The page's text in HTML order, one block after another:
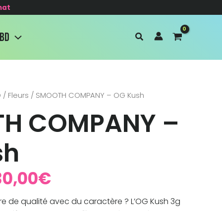
/ Fleurs / SMOOTH COMPANY – OG Kush
COMPANY –
€
Plage
de
14,90€
de qualité avec du caractère ? L’OG Kush 3g